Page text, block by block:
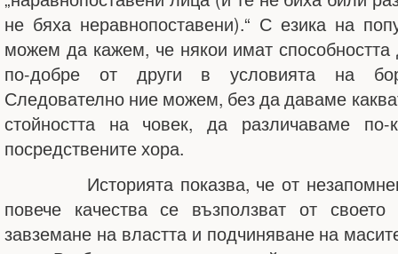
не бяха неравнопоставени).“ С езика на
можем да кажем, че някои имат способността
по-добре от други в условията на
Следователно ние можем, без да даваме
стойността на човек, да различаваме по-
посредствените хора.
Историята показва, че от
повече качества се възползват от своето
завземане на властта и подчиняване на